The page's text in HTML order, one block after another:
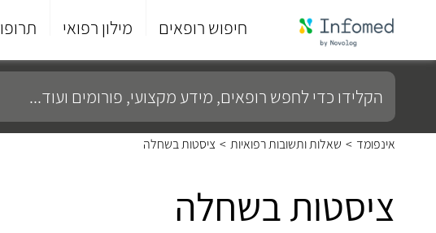
חיפוש רופאים מילון רפואי
סוף
התפריט
הקלידו
כדי
לחפש
רופאים,
מידע
מקצועי,
אינפומד > שאלות ותשובות רפואיות > ציסטות בשחלה
ציסטות בשחלה